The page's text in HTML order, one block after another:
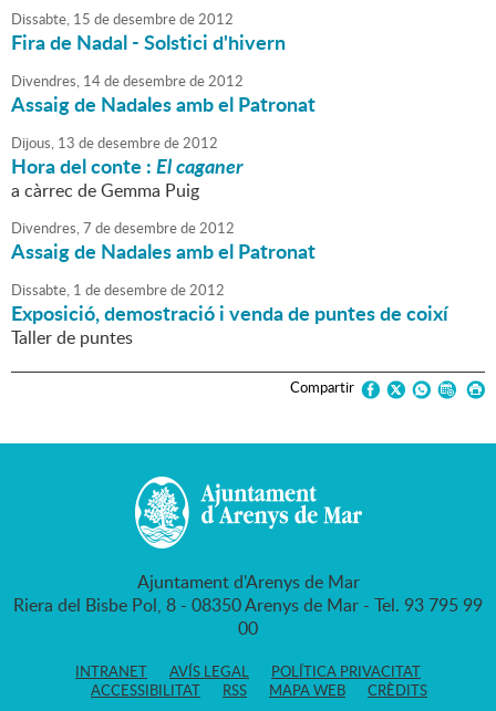
Dissabte, 15 dedesembrede2012
Fira de Nadal - Solstici d'hivern
Divendres, 14dedesembrede2012
Assaig de Nadales amb el Patronat
Dijous, 13 dedesembrede2012
Hora del conte :El caganer
a càrrec de Gemma Puig
Divendres,7 dedesembrede2012
Assaig de Nadales amb el Patronat
Dissabte, 1 dedesembrede2012
Exposició, demostració i venda de puntes de coixí
Taller de puntes
Compartir
Ajuntament d'Arenys de Mar
Riera del Bisbe Pol, 8 - 08350 Arenys de Mar - Tel. 93 795 99
00
INTRANET AVÍS LEGAL
POLÍTICA PRIVACITAT
ACCESSIBILITAT
RSS MAPA WEB CRÈDITS